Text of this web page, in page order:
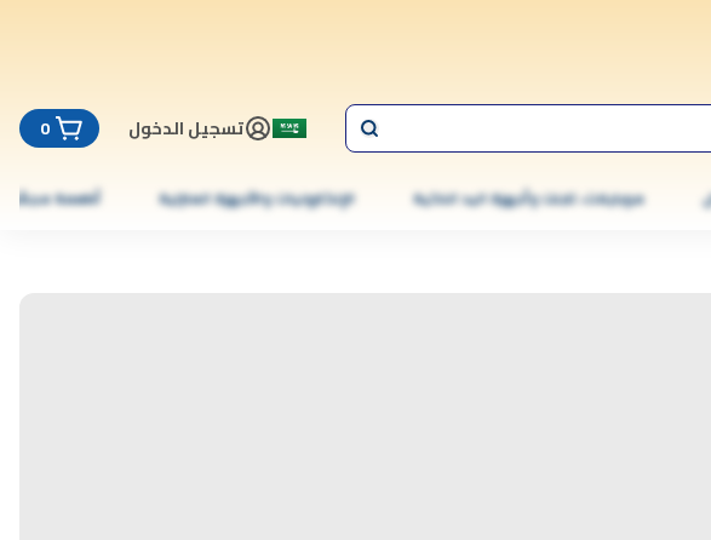
تسجيل الدخول 0
موبايلات، تابلت وأجهزة اليد الذكية الإلكترونيات والأجهزة المنزلية أطعمة مجمّدة